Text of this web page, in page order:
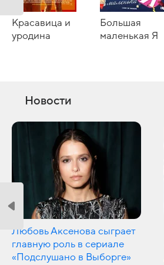
Красавица и
уродина
Большая
маленькая Я
Новости
Любовь Аксенова сыграет
главную роль в сериале
«Подслушано в Выборге»